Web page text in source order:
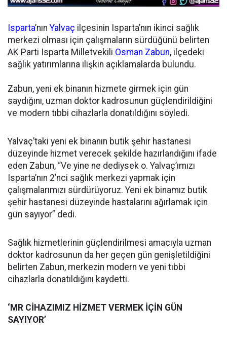
Isparta’nınYalvaç ilçesinin Isparta’nın ikinci sağlık
merkezi olması için çalışmaların sürdüğünü belirten
AK Parti Isparta Milletvekili Osman Zabun, ilçedeki
sağlık yatırımlarına ilişkin açıklamalarda bulundu.
Zabun, yeni ek binanın hizmete girmek için gün
saydığını, uzman doktor kadrosunun güçlendirildiğini
ve modern tıbbi cihazlarla donatıldığını söyledi.
Yalvaç’taki yeni ek binanın butik şehir hastanesi
düzeyinde hizmet verecek şekilde hazırlandığını ifade
eden Zabun, “Ve yine ne dediysek o. Yalvaç’ımızı
Isparta’nın 2’nci sağlık merkezi yapmak için
çalışmalarımızı sürdürüyoruz. Yeni ek binamız butik
şehir hastanesi düzeyinde hastalarını ağırlamak için
gün sayıyor” dedi.
Sağlık hizmetlerinin güçlendirilmesi amacıyla uzman
doktor kadrosunun da her geçen gün genişletildiğini
belirten Zabun, merkezin modern ve yeni tıbbi
cihazlarla donatıldığını kaydetti.
‘MR CİHAZIMIZ HİZMET VERMEK İÇİN GÜN
SAYIYOR’